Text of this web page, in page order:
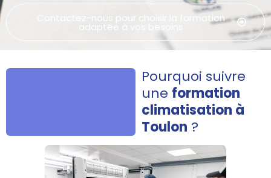
Contactez-nous pour choisir la formation
adaptée à vos besoins
Pourquoi suivre
une formation
climatisation à
Toulon ?